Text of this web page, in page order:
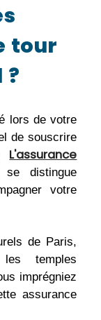
tour
lors de votre
de souscrire
L'assurance
se distingue
votre
de Paris,
temples
imprégniez
assurance